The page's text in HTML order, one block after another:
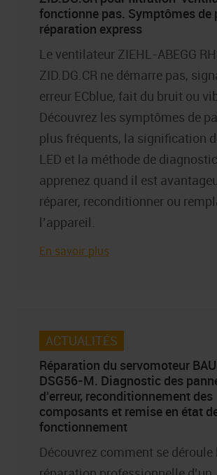
fonctionne pas. Symptômes de
réparation express
Le ventilateur ZIEHL-ABEGG
ZID.DG.CR ne démarre pas,
erreur ECblue, fait du bruit ou
Découvrez les symptômes de
plus fréquents, la signification
LED et la méthode de
apprenez quand il est
réparer, reconditionner ou
l’appareil.
En savoir plus
ACTUALITÉS
Réparation du servomoteur
DSG56-M. Diagnostic des
d’erreur, reconditionnement des
composants et remise en état
fonctionnement
Découvrez comment se déroule